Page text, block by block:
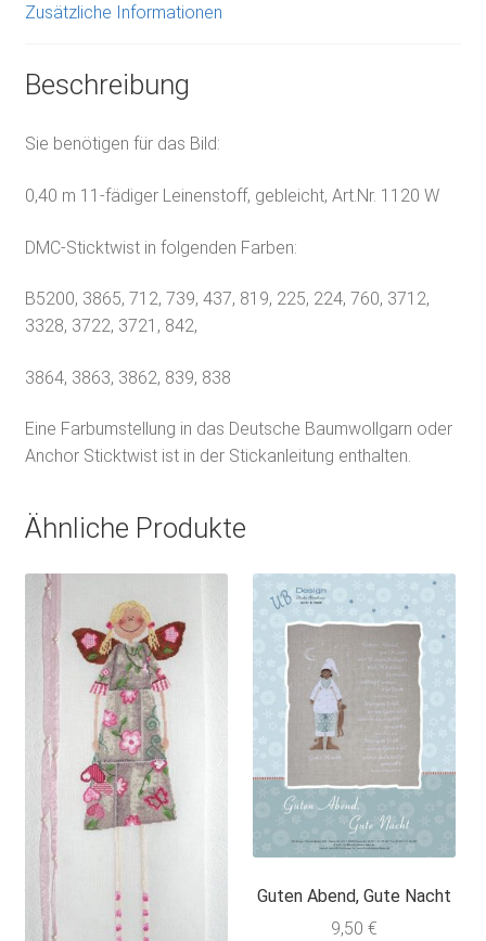
Zusätzliche Informationen
Beschreibung
Sie benötigen für das Bild:
0,40 m 11-fädiger Leinenstoff, gebleicht, Art.Nr. 1120 W
DMC-Sticktwist in folgenden Farben:
B5200, 3865, 712, 739, 437, 819, 225, 224, 760, 3712,
3328, 3722, 3721, 842,
3864, 3863, 3862, 839, 838
Eine Farbumstellung in das Deutsche Baumwollgarn oder
Anchor Sticktwist ist in der Stickanleitung enthalten.
Ähnliche Produkte
Guten Abend, Gute Nacht
9,50€